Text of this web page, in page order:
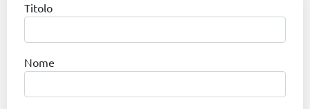
Titolo
Nome